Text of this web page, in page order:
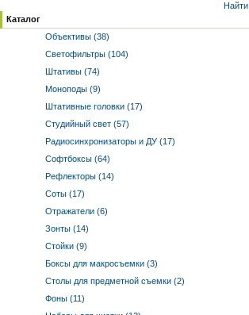
Найти
Каталог
Объективы (38)
Светофильтры (104)
Штативы (74)
Моноподы (9)
Штативные головки (17)
Студийный свет (57)
Радиосинхронизаторы и ДУ (17)
Софтбоксы (64)
Рефлекторы (14)
Соты (17)
Отражатели (6)
Зонты (14)
Стойки (9)
Боксы для макросъемки (3)
Столы для предметной съемки (2)
Фоны (11)